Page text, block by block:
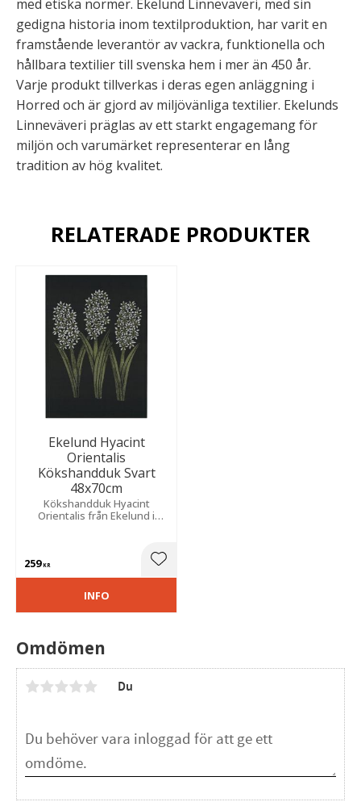
med etiska normer. Ekelund Linneväveri, med sin
gedigna historia inom textilproduktion, har varit en
framstående leverantör av vackra, funktionella och
hållbara textilier till svenska hem i mer än 450 år.
Varje produkt tillverkas i deras egen anläggning i
Horred och är gjord av miljövänliga textilier. Ekelunds
Linneväveri präglas av ett starkt engagemang för
miljön och varumärket representerar en lång
tradition av hög kvalitet.
Omdömen
Du
RELATERADE PRODUKTER
Ekelund Hyacint
Orientalis
Kökshandduk Svart
48x70cm
Kökshandduk Hyacint
Orientalis från Ekelund i
hyacinter mot en svart
259KR Lägg till i favoriter
INFO